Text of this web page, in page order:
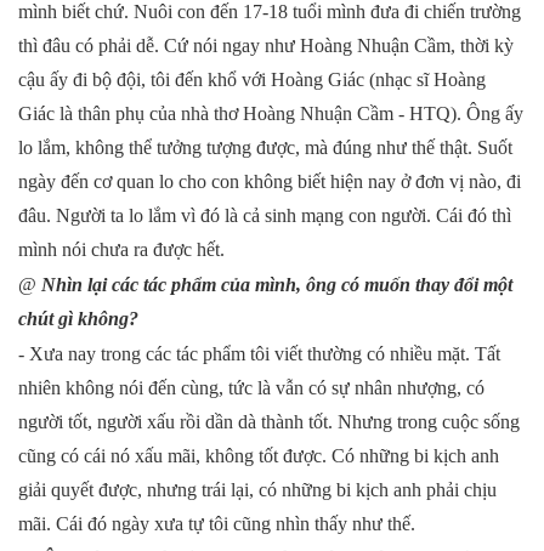
mình biết chứ. Nuôi con đến 17-18 tuổi mình đưa đi chiến trường
thì đâu có phải dễ. Cứ nói ngay như Hoàng Nhuận Cầm, thời kỳ
cậu ấy đi bộ đội, tôi đến khổ với Hoàng Giác (nhạc sĩ Hoàng
Giác là thân phụ của nhà thơ Hoàng Nhuận Cầm - HTQ). Ông ấy
lo lắm, không thể tưởng tượng được, mà đúng như thế thật. Suốt
ngày đến cơ quan lo cho con không biết hiện nay ở đơn vị nào, đi
đâu. Người ta lo lắm vì đó là cả sinh mạng con người. Cái đó thì
mình nói chưa ra được hết.
@ Nhìn lại các tác phẩm của mình, ông có muốn thay đổi một
chút gì không?
- Xưa nay trong các tác phẩm tôi viết thường có nhiều mặt. Tất
nhiên không nói đến cùng, tức là vẫn có sự nhân nhượng, có
người tốt, người xấu rồi dần dà thành tốt. Nhưng trong cuộc sống
cũng có cái nó xấu mãi, không tốt được. Có những bi kịch anh
giải quyết được, nhưng trái lại, có những bi kịch anh phải chịu
mãi. Cái đó ngày xưa tự tôi cũng nhìn thấy như thế.